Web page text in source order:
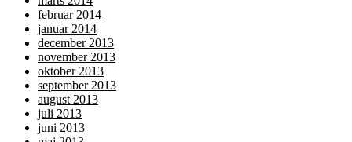
februar 2014
januar 2014
december 2013
november 2013
oktober 2013
september 2013
august 2013
juli 2013
juni 2013